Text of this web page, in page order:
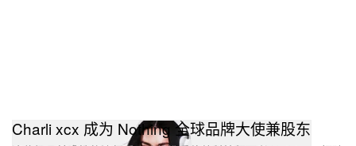
Charli xcx 成为 Nothing 全球品牌大使兼股东